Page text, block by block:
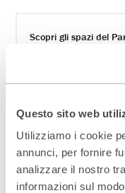
Questo sito web
Utilizziamo i cookie
annunci, per fornire
analizzare il nostro
informazioni sul
Scopri gli spazi del
DIVENTA PARTNER
ISCRIVITI ALLA